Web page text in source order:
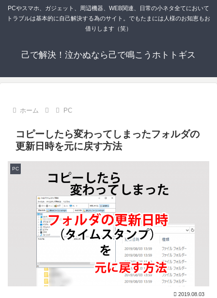
PCやスマホ、ガジェット、周辺機器、WEB関連、日常の小ネタ全てにおいて
トラブルは基本的に自己解決する為のサイト。でもたまには人様のお知恵もお
借りします（笑）
己で解決！泣かぬなら己で鳴こうホトトギス
ホーム PC
コピーしたら変わってしまったフォルダの
更新日時を元に戻す方法
PC
2019.08.03